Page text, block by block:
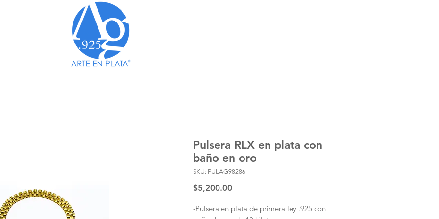
Pulsera RLX en plata con
baño en oro
SKU: PULAG98286
$5,200.00Precio
-Pulsera en plata de primera ley .925 con